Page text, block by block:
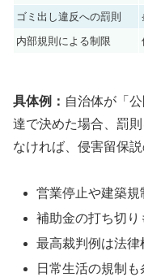
ゴミ出し違反への罰則
内部規則による制限
具体例： 自治体が「
達で決めた場合、罰
なければ、侵害留保
営業停止や建築
補助金の打ち切り
最高裁判例は法律
日常生活の規制